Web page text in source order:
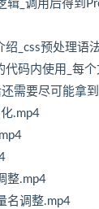
辑_调用后得到
绍_css预处理语
代码内使用_每
还需要尽可能拿
化.mp4
整.mp4
名调整.mp4